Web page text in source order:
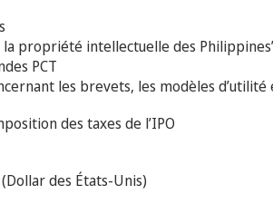
la propriété intellectuelle des
PCT
les brevets, les modèles
des taxes de l’IPO
des États-Unis)